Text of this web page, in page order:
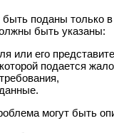
поданы только
быть указаны:
или его
подается
могут быть